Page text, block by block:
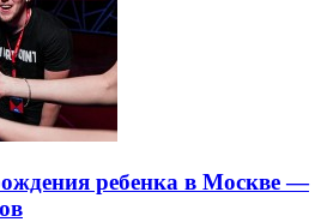
ребенка в Москве —